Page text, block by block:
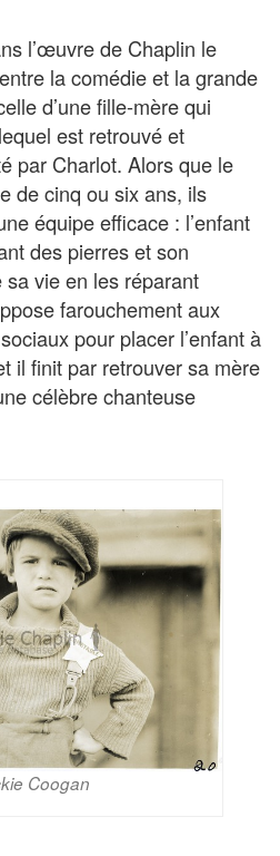
l’œuvre de Chaplin le
la comédie et la grande
d’une fille-mère qui
est retrouvé et
par Charlot. Alors que le
de cinq ou six ans, ils
équipe efficace : l’enfant
des pierres et son
vie en les réparant
farouchement aux
pour placer l’enfant à
il finit par retrouver sa mère
célèbre chanteuse
Coogan